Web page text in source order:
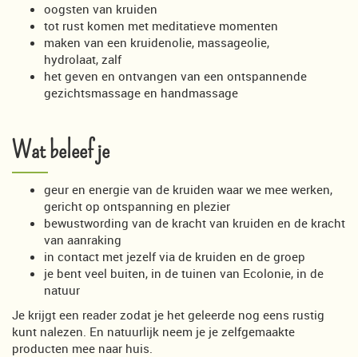
oogsten van kruiden
tot rust komen met meditatieve momenten
maken van een kruidenolie, massageolie,
hydrolaat, zalf
het geven en ontvangen van een ontspannende
gezichtsmassage en handmassage
Wat beleef je
geur en energie van de kruiden waar we mee werken,
gericht op ontspanning en plezier
bewustwording van de kracht van kruiden en de kracht
van aanraking
in contact met jezelf via de kruiden en de groep
je bent veel buiten, in de tuinen van Ecolonie, in de
natuur
Je krijgt een reader zodat je het geleerde nog eens rustig
kunt nalezen. En natuurlijk neem je je zelfgemaakte
producten mee naar huis.